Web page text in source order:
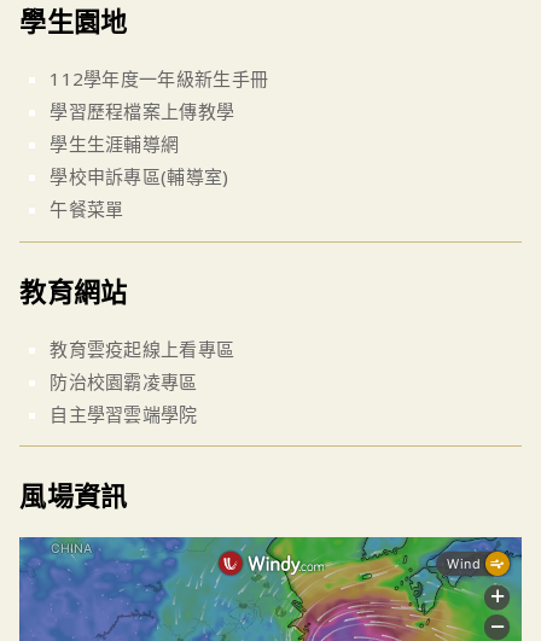
學生園地
112學年度一年級新生手冊
學習歷程檔案上傳教學
學生生涯輔導網
學校申訴專區(輔導室)
午餐菜單
教育網站
教育雲疫起線上看專區
防治校園霸凌專區
自主學習雲端學院
風場資訊